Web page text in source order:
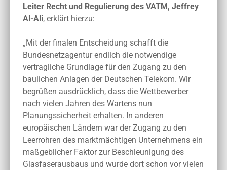
Leiter Recht und Regulierung des VATM, Jeffrey
Al-Ali, erklärt hierzu:
„Mit der finalen Entscheidung schafft die
Bundesnetzagentur endlich die notwendige
vertragliche Grundlage für den Zugang zu den
baulichen Anlagen der Deutschen Telekom. Wir
begrüßen ausdrücklich, dass die Wettbewerber
nach vielen Jahren des Wartens nun
Planungssicherheit erhalten. In anderen
europäischen Ländern war der Zugang zu den
Leerrohren des marktmächtigen Unternehmens ein
maßgeblicher Faktor zur Beschleunigung des
Glasfaserausbaus und wurde dort schon vor vielen